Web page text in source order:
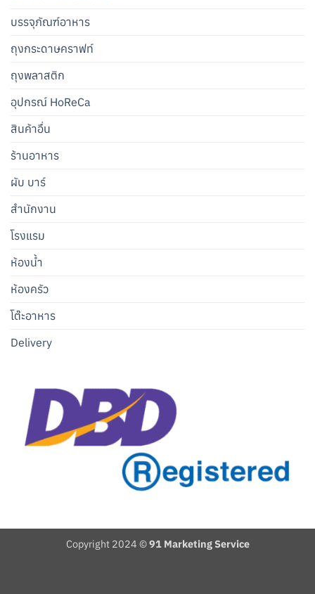
บรรจุภัณฑ์อาหาร
ถุงกระดาษคราฟท์
ถุงพลาสติก
อุปกรณ์ HoReCa
สินค้าอื่น
ร้านอาหาร
ผับ บาร์
สำนักงาน
โรงแรม
ห้องน้ำ
ห้องครัว
โต๊ะอาหาร
Delivery
Copyright 2024 ©91 Marketing Service